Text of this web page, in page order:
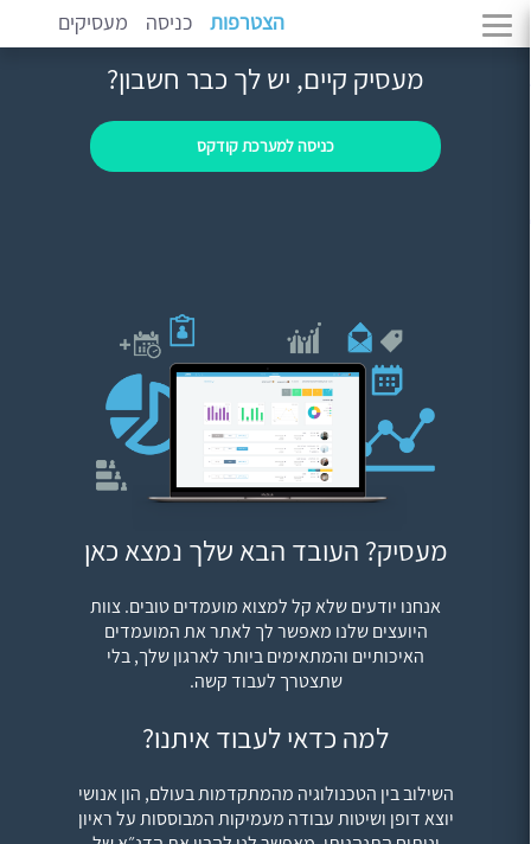
הצטרפות כניסה מעסיקים
מעסיק קיים, יש לך כבר חשבון?
כניסה למערכת קודקס
מעסיק? העובד הבא שלך נמצא כאן
אנחנו יודעים שלא קל למצוא מועמדים טובים. צוות
היועצים שלנו מאפשר לך לאתר את המועמדים
האיכותיים והמתאימים ביותר לארגון שלך, בלי
שתצטרך לעבוד קשה.
למה כדאי לעבוד איתנו?
השילוב בין הטכנולוגיה מהמתקדמות בעולם, הון אנושי
יוצא דופן ושיטות עבודה מעמיקות המבוססות על ראיון